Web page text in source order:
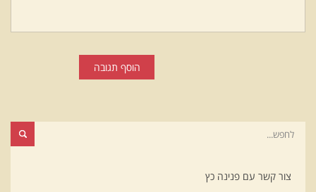
הוסף תגובה
צור קשר עם פנינה כץ